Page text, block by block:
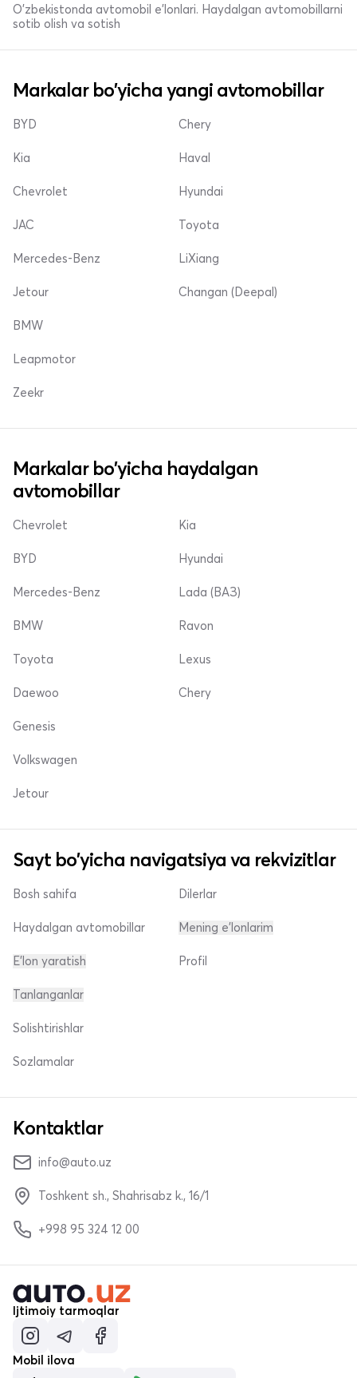
O'zbekistonda avtomobil e’lonlari. Haydalgan avtomobillarni
sotib olish va sotish
Markalar bo'yicha yangi avtomobillar
BYD
Kia
Chevrolet
Chery
Haval
Hyundai
JAC
Mercedes-Benz
Jetour
Toyota
LiXiang
Changan (Deepal)
BMW
Leapmotor
Zeekr
Markalar bo'yicha haydalgan
avtomobillar
Chevrolet
BYD
Mercedes-Benz
Kia
Hyundai
Lada (ВАЗ)
BMW
Toyota
Daewoo
Ravon
Lexus
Chery
Genesis
Volkswagen
Jetour
Sayt bo'yicha navigatsiya va rekvizitlar
Bosh sahifa
Haydalgan avtomobillar
E'lon yaratish
Dilerlar
Mening e'lonlarim
Profil
Tanlanganlar
Solishtirishlar
Sozlamalar
Kontaktlar
info@auto.uz
Toshkent sh., Shahrisabz k., 16/1
+998 95 324 12 00
Ijtimoiy tarmoqlar
Mobil ilova